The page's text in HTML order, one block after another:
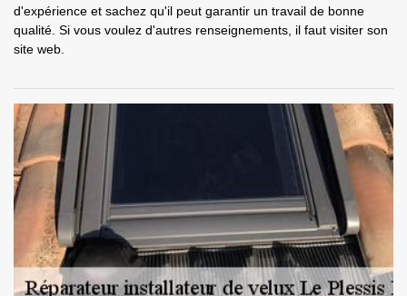
d'expérience et sachez qu'il peut garantir un travail de bonne
qualité. Si vous voulez d'autres renseignements, il faut visiter son
site web.